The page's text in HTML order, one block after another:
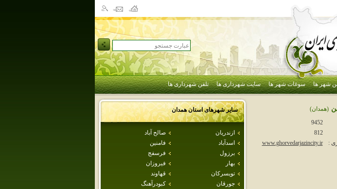
شهر ها سوغات شهر ها سایت شهرداری ها تلفن شهرداری ها
سایر شهرهای استانهمدان
ازندريان
صالح آباد
اسدآباد
فامنين
برزول
فرسفج
بهار
فيروزان
تويسركان
قهاوند
جورقان
كبودرآهنگ
(همدان)
9452
812
:
www.ghorvedarjazincity.ir